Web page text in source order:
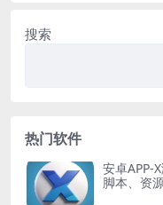
搜索
热门软件
安卓APP-
脚本、资